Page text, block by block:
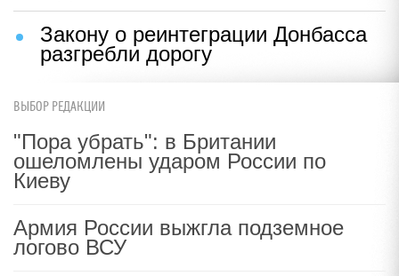
Закону о реинтеграции Донбасса
разгребли дорогу
ВЫБОР РЕДАКЦИИ
"Пора убрать": в Британии
ошеломлены ударом России по
Киеву
Армия России выжгла подземное
логово ВСУ